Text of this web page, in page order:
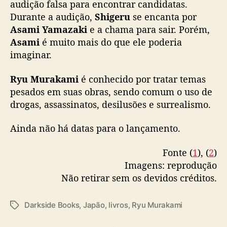
audição falsa para encontrar candidatas.
Durante a audição, Shigeru se encanta por
Asami Yamazaki e a chama para sair. Porém,
Asami é muito mais do que ele poderia
imaginar.
Ryu Murakami é conhecido por tratar temas
pesados em suas obras, sendo comum o uso de
drogas, assassinatos, desilusões e surrealismo.
Ainda não há datas para o lançamento.
Fonte (1), (2)
Imagens: reprodução
Não retirar sem os devidos créditos.
T
Darkside Books, Japão, livros, Ryu Murakami